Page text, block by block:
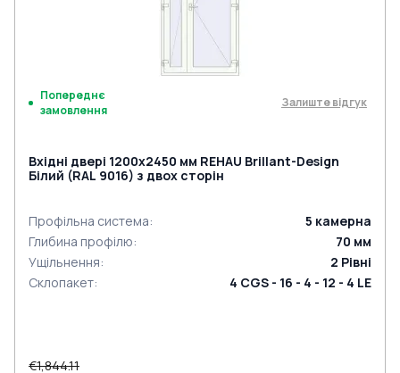
Попереднє
замовлення
Залиште відгук
Вхідні двері 1200x2450 мм REHAU Brillant-Design
Білий (RAL 9016) з двох сторін
Профільна система: 5 камерна
Глибина профілю: 70 мм
Ущільнення: 2 Рівні
Склопакет: 4 CGS - 16 - 4 - 12 - 4 LE
€1,844.11